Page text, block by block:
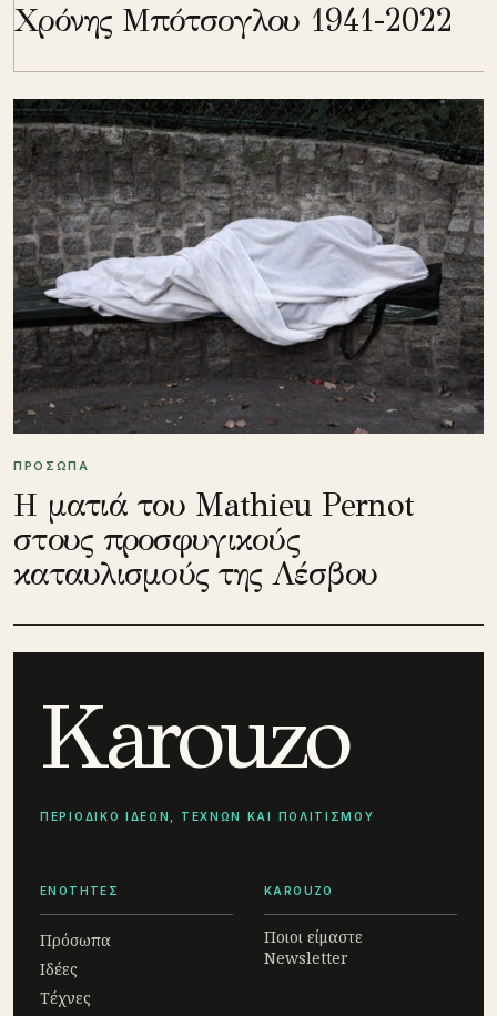
Χρόνης Μπότσογλου 1941-2022
ΠΡΟΣΩΠΑ
Η ματιά του Mathieu Pernot
στους προσφυγικούς
καταυλισμούς της Λέσβου
Karouzo
ΠΕΡΙΟΔΙΚΟ ΙΔΕΩΝ, ΤΕΧΝΩΝ ΚΑΙ ΠΟΛΙΤΙΣΜΟΥ
ΕΝΟΤΗΤΕΣ
Πρόσωπα
Ιδέες
Τέχνες
KAROUZO
Ποιοι είμαστε
Newsletter